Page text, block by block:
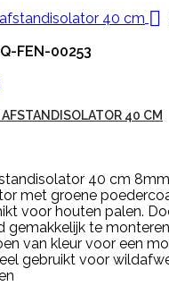

FEN-00253
40 CM
40 cm
met groene
voor houten palen.
gemakkelijk te
van kleur voor een
gebruikt voor